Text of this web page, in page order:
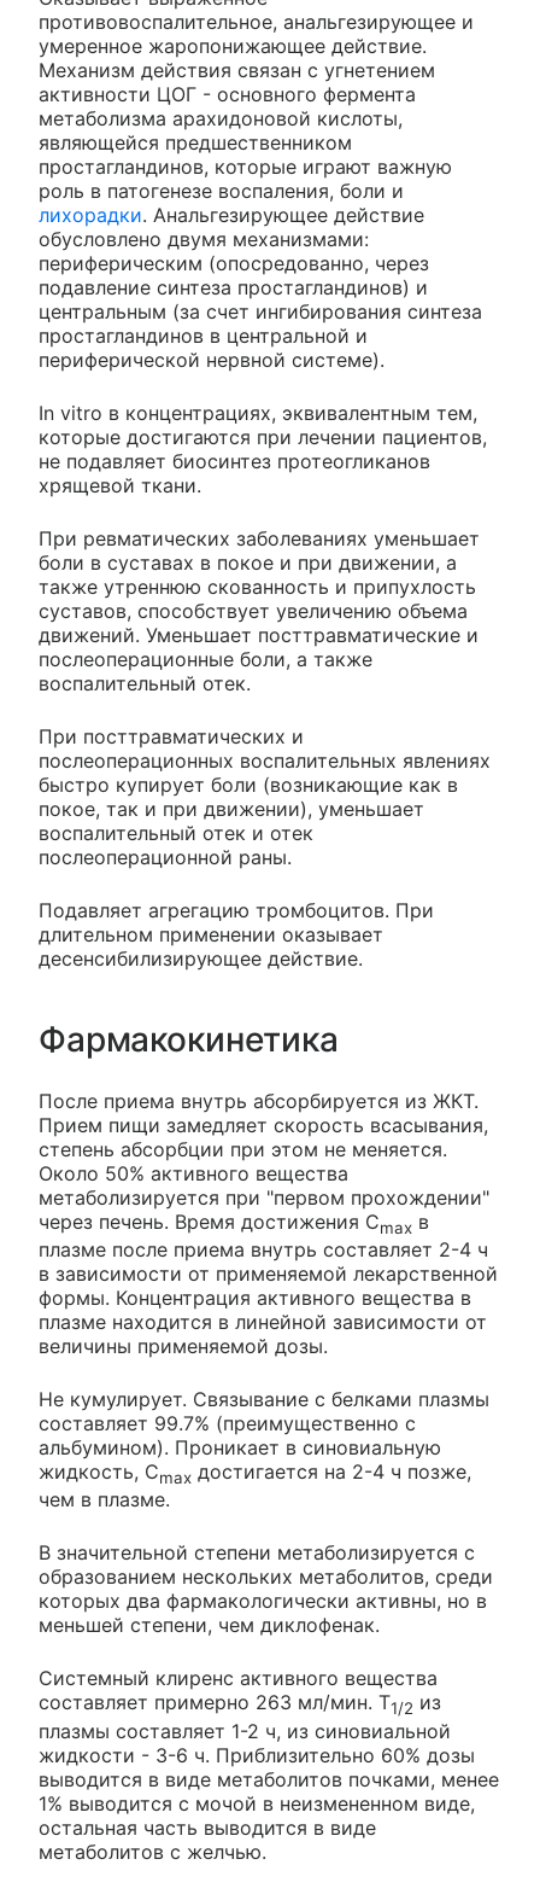
противовоспалительное, анальгезирующее и
умеренное жаропонижающее действие.
Механизм действия связан с угнетением
активности ЦОГ - основного фермента
метаболизма арахидоновой кислоты,
являющейся предшественником
простагландинов, которые играют важную
роль в патогенезе воспаления, боли и
лихорадки. Анальгезирующее действие
обусловлено двумя механизмами:
периферическим (опосредованно, через
подавление синтеза простагландинов) и
центральным (за счет ингибирования синтеза
простагландинов в центральной и
периферической нервной системе).
In vitro в концентрациях, эквивалентным тем,
которые достигаются при лечении пациентов,
не подавляет биосинтез протеогликанов
хрящевой ткани.
При ревматических заболеваниях уменьшает
боли в суставах в покое и при движении, а
также утреннюю скованность и припухлость
суставов, способствует увеличению объема
движений. Уменьшает посттравматические и
послеоперационные боли, а также
воспалительный отек.
При посттравматических и
послеоперационных воспалительных явлениях
быстро купирует боли (возникающие как в
покое, так и при движении), уменьшает
воспалительный отек и отек
послеоперационной раны.
Подавляет агрегацию тромбоцитов. При
длительном применении оказывает
десенсибилизирующее действие.
Фармакокинетика
После приема внутрь абсорбируется из ЖКТ.
Прием пищи замедляет скорость всасывания,
степень абсорбции при этом не меняется.
Около 50% активного вещества
метаболизируется при "первом прохождении"
через печень. Время достижения Сmax в
плазме после приема внутрь составляет 2-4 ч
в зависимости от применяемой лекарственной
формы. Концентрация активного вещества в
плазме находится в линейной зависимости от
величины применяемой дозы.
Не кумулирует. Связывание с белками плазмы
составляет 99.7% (преимущественно с
альбумином). Проникает в синовиальную
жидкость, Cmax достигается на 2-4 ч позже,
чем в плазме.
В значительной степени метаболизируется с
образованием нескольких метаболитов, среди
которых два фармакологически активны, но в
меньшей степени, чем диклофенак.
Системный клиренс активного вещества
составляет примерно 263 мл/мин. T1/2 из
плазмы составляет 1-2 ч, из синовиальной
жидкости - 3-6 ч. Приблизительно 60% дозы
выводится в виде метаболитов почками, менее
1% выводится с мочой в неизмененном виде,
остальная часть выводится в виде
метаболитов с желчью.